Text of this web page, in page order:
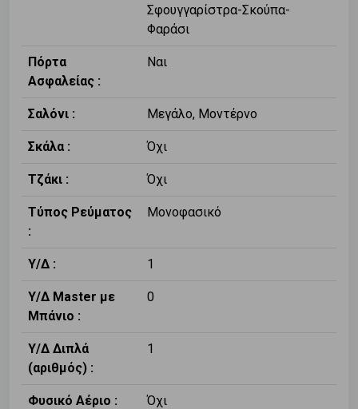
Σφουγγαρίστρα-Σκούπα-
Φαράσι
Πόρτα
Ασφαλείας :
Ναι
Σαλόνι : Μεγάλο, Μοντέρνο
Σκάλα : Όχι
Τζάκι : Όχι
Τύπος Ρεύματος
:
Μονοφασικό
Υ/Δ : 1
Υ/Δ Master με
Μπάνιο :
0
Υ/Δ Διπλά
(αριθμός) :
1
Φυσικό Αέριο : Όχι